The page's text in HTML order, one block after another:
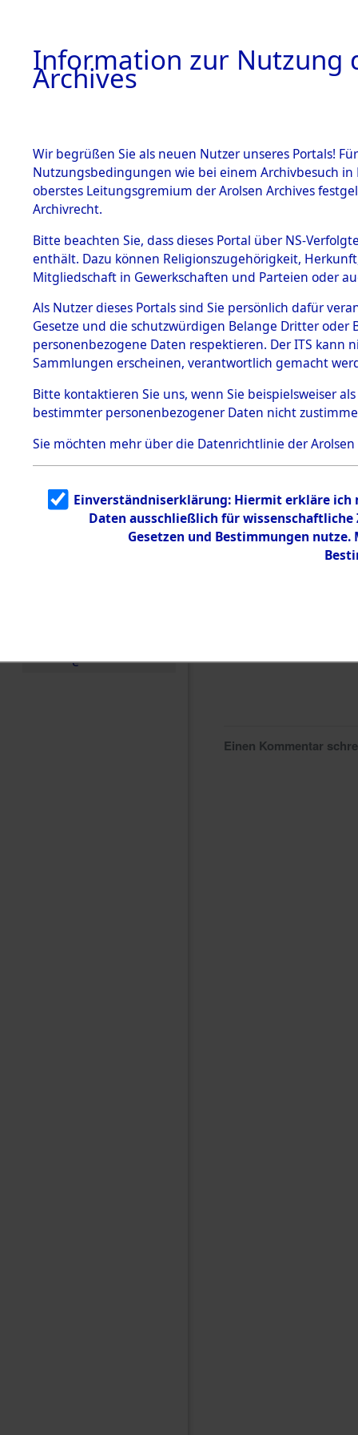
BESTÄNDE
1.
mente
5. Verschiedenes
5.3
Todesmärsche
5.3.1 Alliierte
Erhebungen
zu
Todesmärsch
en
5.3.2
g
5.3.3
Todesmärsch
e
0003
Einen Kommentar
Information zur Nutzung
Archives
Wir begrüßen Sie als neuen Nutzer unseres Portals!
Nutzungsbedingungen wie bei einem Archivbesuch
oberstes Leitungsgremium der Arolsen Archives
Archivrecht.
Bitte beachten Sie, dass dieses Portal über NS-
enthält. Dazu können Religionszugehörigkeit,
Mitgliedschaft in Gewerkschaften und Parteien oder
Als Nutzer dieses Portals sind Sie persönlich dafür
Gesetze und die schutzwürdigen Belange Dritter
personenbezogene Daten respektieren. Der ITS
Sammlungen erscheinen, verantwortlich gemacht
Bitte kontaktieren Sie uns, wenn Sie beispielsweiser
bestimmter personenbezogener Daten nicht
Sie möchten mehr über die Datenrichtlinie der Arolsen
Einverständniserklärung: Hiermit erkläre ich
Daten ausschließlich für
Gesetzen und Bestimmungen